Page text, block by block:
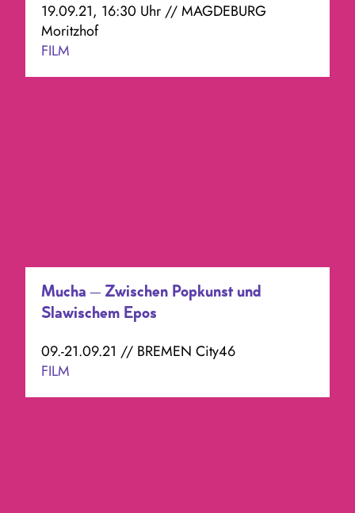
19.09.21, 16:30 Uhr // MAGDEBURG
Moritzhof
FILM
Mucha – Zwischen Popkunst und
Slawischem Epos
09.-21.09.21 // BREMEN City46
FILM